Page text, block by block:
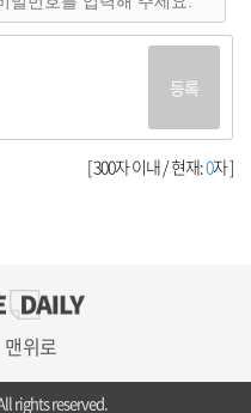
등록
[ 300자 이내 / 현재:0자 ]
맨위로
rights reserved.